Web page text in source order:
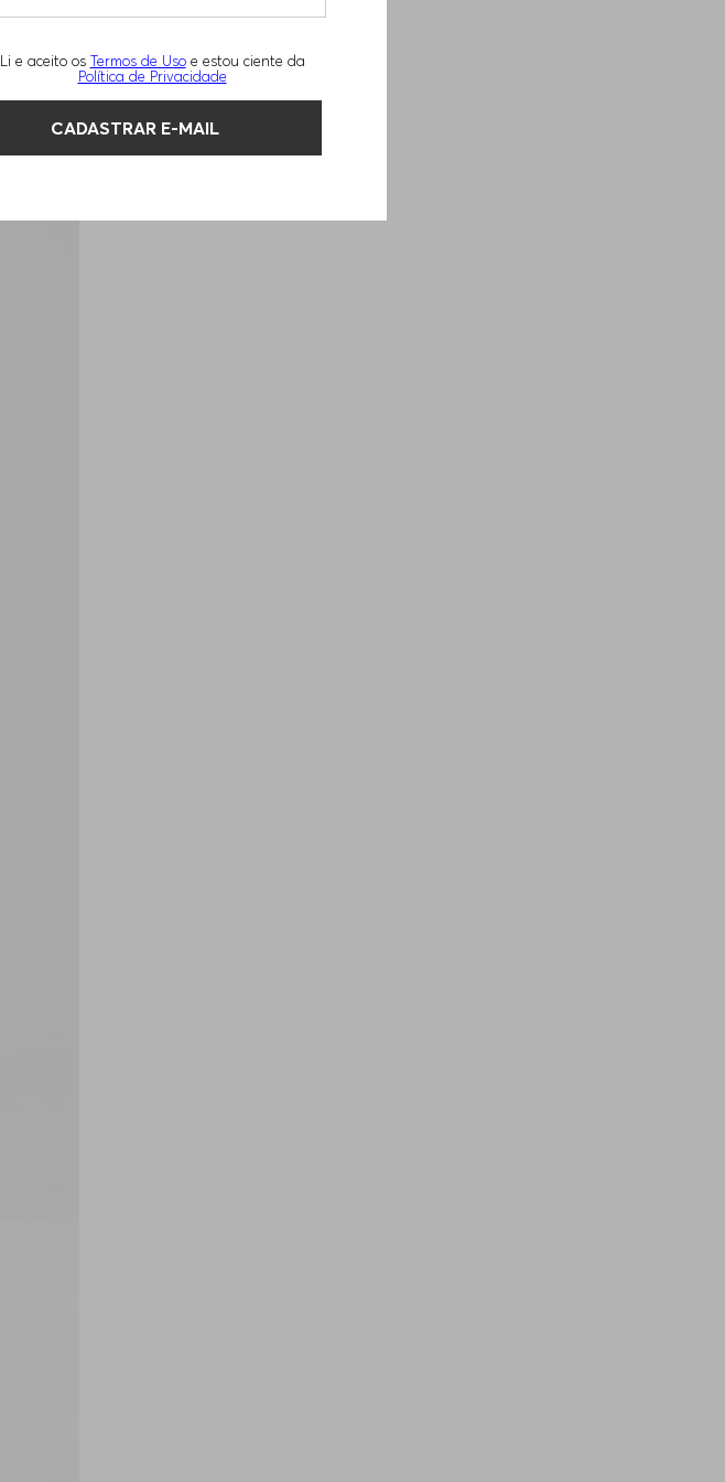
Li e aceito os Termos de Uso e estou ciente da
Política de Privacidade
CADASTRAR E-MAIL